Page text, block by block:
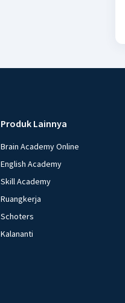
Produk Lainnya
Brain Academy Online
English Academy
Skill Academy
Ruangkerja
Schoters
Kalananti